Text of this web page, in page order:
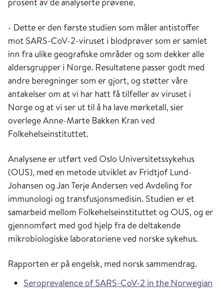
- Dette er den første studien som måler antistoffer
mot SARS-CoV-2-viruset i blodprøver som er samlet
inn fra ulike geografiske områder og som dekker alle
aldersgrupper i Norge. Resultatene passer godt med
andre beregninger som er gjort, og støtter våre
antakelser om at vi har hatt få tilfeller av viruset i
Norge og at vi ser ut til å ha lave mørketall, sier
overlege Anne-Marte Bakken Kran ved
Folkehelseinstituttet.
Analysene er utført ved Oslo Universitetssykehus
(OUS), med en metode utviklet av Fridtjof Lund-
Johansen og Jan Terje Andersen ved Avdeling for
immunologi og transfusjonsmedisin. Studien er et
samarbeid mellom Folkehelseinstituttet og OUS, og er
gjennomført med god hjelp fra de deltakende
mikrobiologiske laboratoriene ved norske sykehus.
Rapporten er på engelsk, med norsk sammendrag.
Seroprevalence of SARS-CoV-2 in the Norwegian